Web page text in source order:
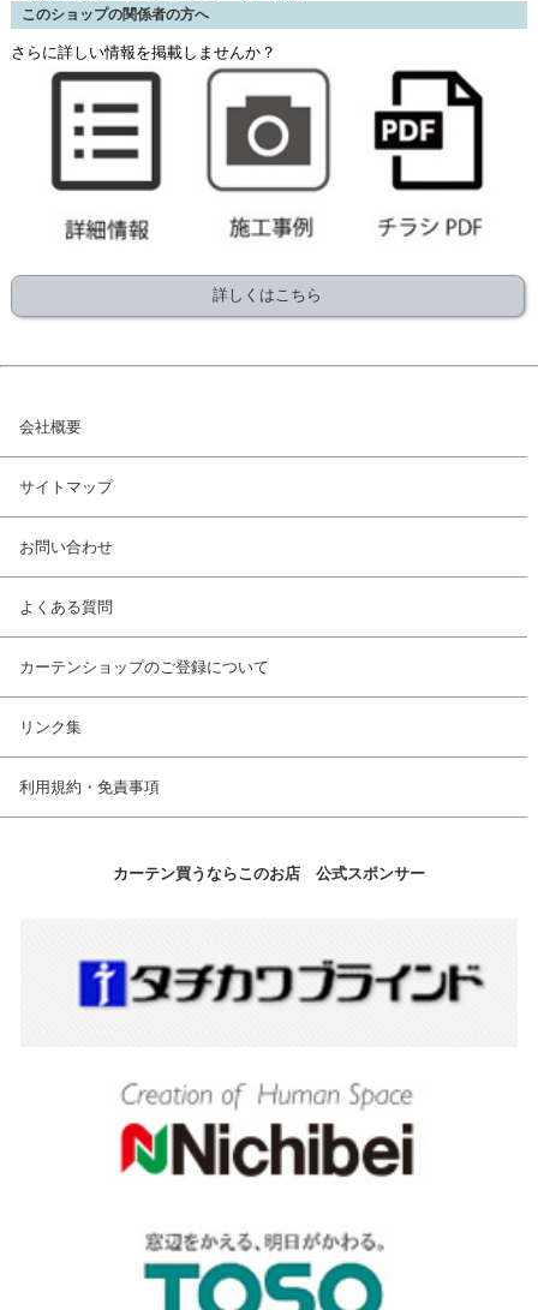
このショップの関係者の方へ
さらに詳しい情報を掲載しませんか？
詳しくはこちら
会社概要
サイトマップ
お問い合わせ
よくある質問
カーテンショップのご登録について
リンク集
利用規約・免責事項
カーテン買うならこのお店 公式スポンサー